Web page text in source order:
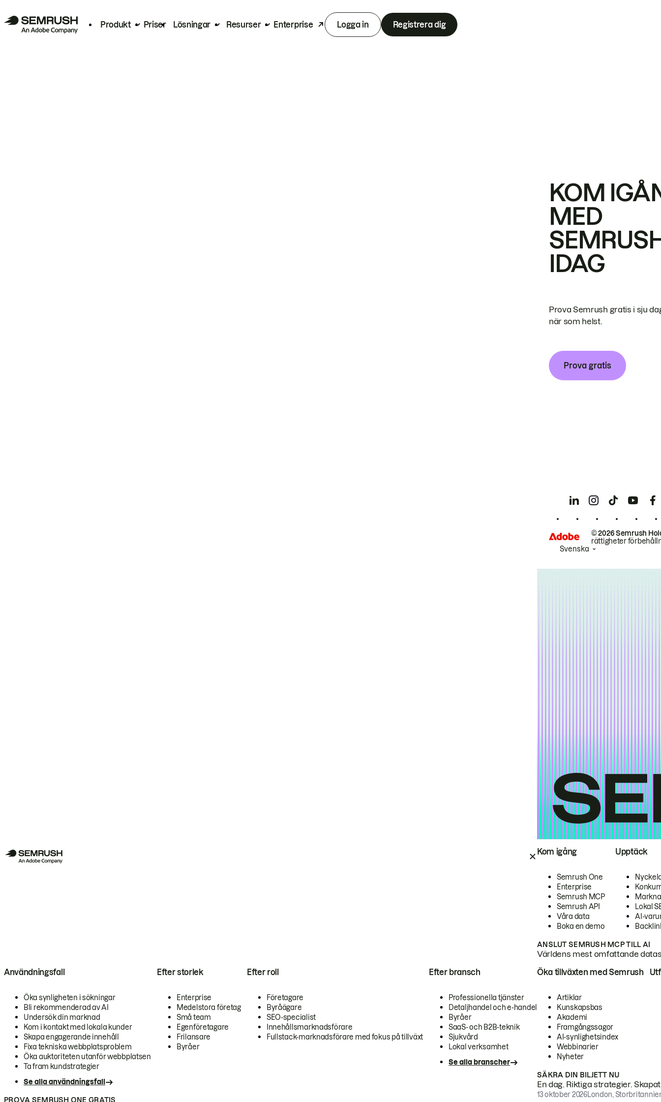
Produkt Priser Lösningar Resurser Enterprise Logga in Registrera dig
Kom igång
Semrush One
Enterprise
Semrush MCP
Semrush API
Våra data
Boka en demo
Upptäck
Lokal
AI-
ANSLUT SEMRUSH MCP TILL AI
Världens mest omfattande
Användningsfall
Öka synligheten i sökningar
Bli rekommenderad av AI
Undersök din marknad
Kom i kontakt med lokala kunder
Skapa engagerande innehåll
Fixa tekniska webbplatsproblem
Öka auktoriteten utanför webbplatsen
Ta fram kundstrategier
Se alla användningsfall
Efter storlek
Enterprise
Medelstora företag
Små team
Egenföretagare
Frilansare
Byråer
Efter roll
Företagare
Byråägare
SEO-specialist
Innehållsmarknadsförare
Fullstack-marknadsförare med fokus på tillväxt
Efter bransch
Professionella tjänster
Detaljhandel och e-handel
Byråer
SaaS- och B2B-teknik
Sjukvård
Lokal verksamhet
Se alla branscher
PROVA SEMRUSH ONE GRATIS
Öka tillväxten med Semrush
Artiklar
Kunskapsbas
Akademi
Framgångssagor
AI-synlighetsindex
Webbinarier
Nyheter
SÄKRA DIN BILJETT NU
En dag. Riktiga strategier.
13 oktober 2026London,
KOM
MED
IDAG
Prova Semrush gratis i sju
när som helst.
Prova gratis
© 2026 Semrush
rättigheter
Svenska